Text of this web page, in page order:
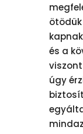
és a
úgy